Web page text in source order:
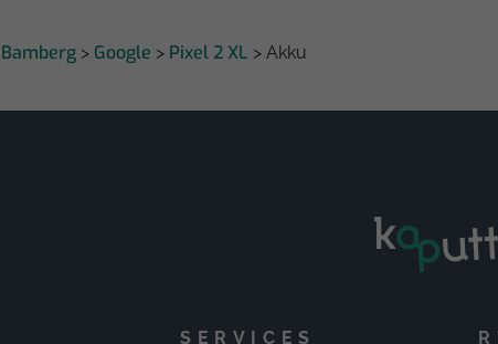
Bamberg > Google > Pixel 2 XL > Akku
SERVICES